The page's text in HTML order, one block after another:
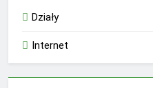
Działy
Internet